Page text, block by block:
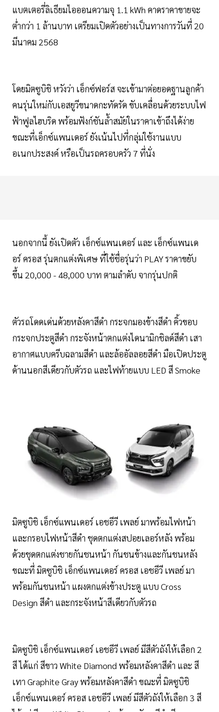
แบตเตอรี่ลิเธียมไอออนความจุ 1.1 kWh คาดราคาขายจะ
ต่ำกว่า 1 ล้านบาท เตรียมเปิดตัวอย่างเป็นทางการวันที่ 20
มีนาคม 2568
โดยมิตซูบิชิ หวังว่า เอ็กซ์ฟอร์ส จะเข้ามาต่อยอดฐานลูกค้า
คนรุ่นใหม่กับเอสยูวีขนาดกะทัดรัด ขับเคลื่อนด้วยระบบไฟ
ฟ้าฟูลไฮบริด พร้อมฟังก์ชันล้ำสมัยในราคาเข้าถึงได้ง่าย
ขณะที่เอ็กซ์แพนเดอร์ ยังเน้นไปที่กลุ่มใช้งานแบบ
อเนกประสงค์ หรือเป็นรถครอบครัว 7 ที่นั่ง
นอกจากนี้ ยังเปิดตัว เอ็กซ์แพนเดอร์ และ เอ็กซ์แพนเด
อร์ ครอส รุ่นตกแต่งพิเศษ ที่ใช้ชื่อรุ่นว่า PLAY ราคาขยับ
ขึ้น 20,000 - 48,000 บาท ตามลำดับ จากรุ่นปกติ
ตัวรถโดดเด่นด้วยหลังคาสีดำ กระจกมองข้างสีดำ คิ้วขอบ
กระจกประตูสีดำ กระจังหน้าตกแต่งไดนามิกชิลด์สีดำ เสา
อากาศแบบครีบฉลามสีดำ และล้ออัลลอยสีดำ มือเปิดประตู
ด้านนอกสีเดียวกับตัวรถ และไฟท้ายแบบ LED สี Smoke
มิตซูบิชิ เอ็กซ์แพนเดอร์ เอชอีวี เพลย์ มาพร้อมไฟหน้า
และกรอบไฟหน้าสีดำ ชุดตกแต่งสปอยเลอร์หลัง พร้อม
ด้วยชุดตกแต่งชายกันชนหน้า กันชนข้างและกันชนหลัง
ขณะที่ มิตซูบิชิ เอ็กซ์แพนเดอร์ ครอส เอชอีวี เพลย์ มา
พร้อมกันชนหน้า แผงตกแต่งข้างประตู แบบ Cross
Design สีดำ และกระจังหน้าสีเดียวกับตัวรถ
มิตซูบิชิ เอ็กซ์แพนเดอร์ เอชอีวี เพลย์ มีสีตัวถังให้เลือก 2
สี ได้แก่ สีขาว White Diamond พร้อมหลังคาสีดำ และ สี
เทา Graphite Gray พร้อมหลังคาสีดำ ขณะที่ มิตซูบิชิ
เอ็กซ์แพนเดอร์ ครอส เอชอีวี เพลย์ มีสีตัวถังให้เลือก 3 สี